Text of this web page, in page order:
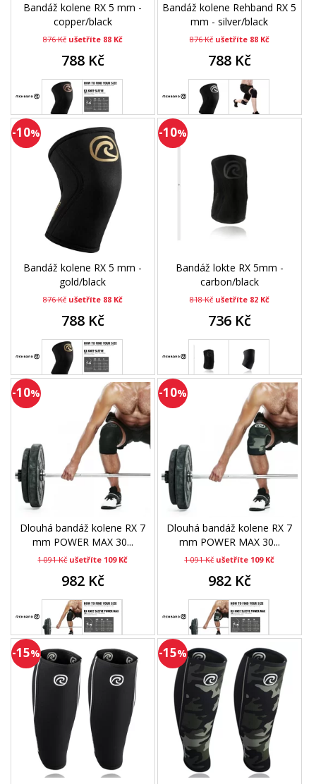
Bandáž kolene RX 5 mm -
copper/black
876 Kč ušetříte 88 Kč
788 Kč
Bandáž kolene Rehband RX 5
mm - silver/black
876 Kč ušetříte 88 Kč
788 Kč
-10%
Bandáž kolene RX 5 mm -
gold/black
876 Kč ušetříte 88 Kč
788 Kč
-10%
Bandáž lokte RX 5mm -
carbon/black
818 Kč ušetříte 82 Kč
736 Kč
-10%
Dlouhá bandáž kolene RX 7
mm POWER MAX 30...
1 091 Kč ušetříte 109 Kč
982 Kč
-10%
Dlouhá bandáž kolene RX 7
mm POWER MAX 30...
1 091 Kč ušetříte 109 Kč
982 Kč
-15% -15%